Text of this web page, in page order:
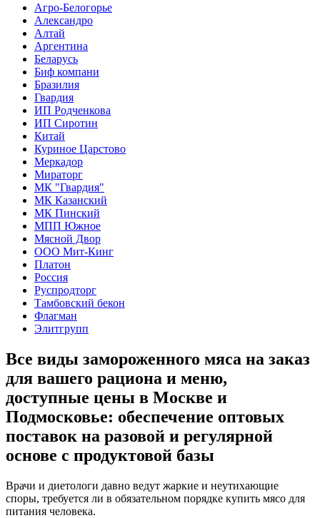
Агро-Белогорье
Александро
Алтай
Аргентина
Беларусь
Биф компани
Бразилия
Гвардия
ИП Родченкова
ИП Сиротин
Китай
Куриное Царстово
Меркадор
Мираторг
МК "Гвардия"
МК Казанский
МК Пинский
МПП Южное
Мясной Двор
ООО Мит-Кинг
Платон
Россия
Руспродторг
Тамбовский бекон
Флагман
Элитгрупп
Все виды замороженного мяса на заказ
для вашего рациона и меню,
доступные цены в Москве и
Подмосковье: обеспечение оптовых
поставок на разовой и регулярной
основе с продуктовой базы
Врачи и диетологи давно ведут жаркие и неутихающие
споры, требуется ли в обязательном порядке купить мясо для
питания человека.